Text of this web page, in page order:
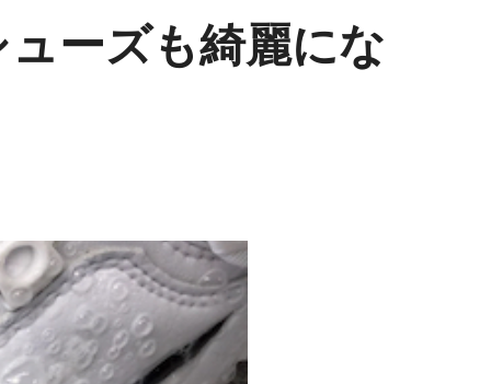
ーズも綺麗にな